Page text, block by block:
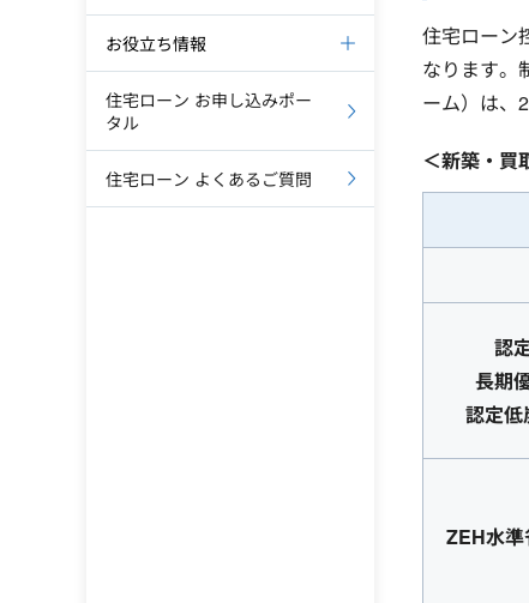
住宅ローン
なります。
ーム）は、
＜新築・買
認
長期
認定低
ZEH水
お役立ち情報
住宅ローン お申し込みポー
タル
住宅ローン よくあるご質問